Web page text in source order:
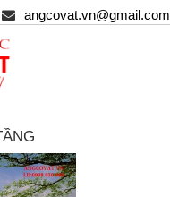
angcovat.vn@gmail.com